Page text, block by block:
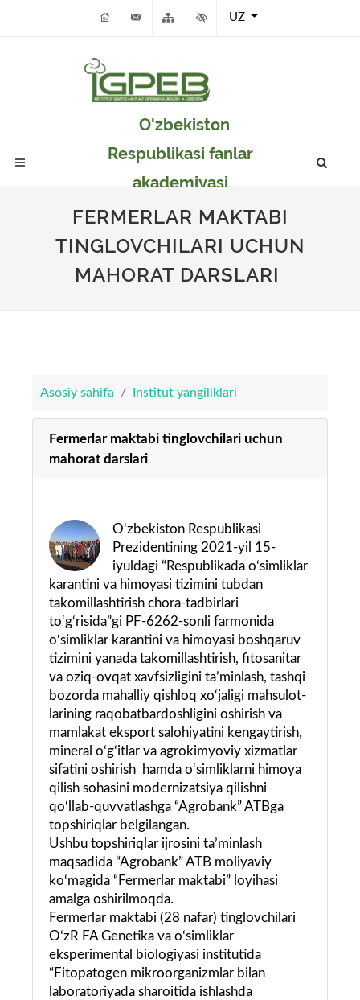
UZ
O'zbekiston
Respublikasi fanlar
akademiyasi
Genetika va o'simlikar
eksperimental
biologiyasi instituti
FERMERLAR MAKTABI
TINGLOVCHILARI UCHUN
MAHORAT DARSLARI
Asosiy sahifa Institut yangiliklari
Fermerlar maktabi tinglovchilari uchun
mahorat darslari
O‘zbekiston Respublikasi
Prezidentining 2021-yil 15-
iyuldagi “Respublikada o‘simliklar
karantini va himoyasi tizimini tubdan
takomillashtirish chora-tadbirlari
to‘g‘risida”gi PF-6262-sonli farmonida
o‘simliklar karantini va himoyasi boshqaruv
tizimini yanada takomillashtirish, fitosanitar
va oziq-ovqat xavfsizligini ta’minlash, tashqi
bozorda mahalliy qishloq xo‘jaligi mahsulot-
larining raqobatbardoshligini oshirish va
mamlakat eksport salohiyatini kengaytirish,
mineral o‘g‘itlar va agrokimyoviy xizmatlar
sifatini oshirish hamda o‘simliklarni himoya
qilish sohasini modernizatsiya qilishni
qo‘llab-quvvatlashga “Agrobank” ATBga
topshiriqlar belgilangan.
Ushbu topshiriqlar ijrosini ta’minlash
maqsadida “Agrobank” ATB moliyaviy
ko‘magida “Fermerlar maktabi” loyihasi
amalga oshirilmoqda.
Fermerlar maktabi (28 nafar) tinglovchilari
O‘zR FA Genetika va o‘simliklar
eksperimental biologiyasi institutida
“Fitopatogen mikroorganizmlar bilan
laboratoriyada sharoitida ishlashda